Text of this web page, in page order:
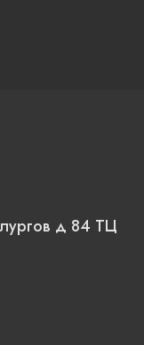
д 84 ТЦ